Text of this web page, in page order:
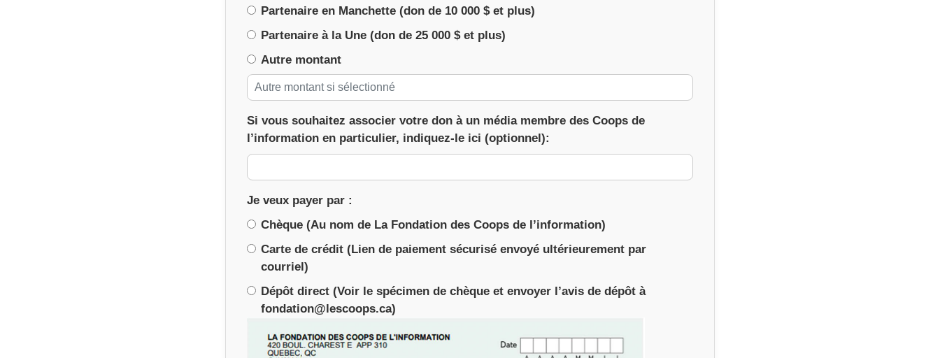
Partenaire en Manchette (don de 10 000 $ et plus)
Partenaire à la Une (don de 25 000 $ et plus)
Autre montant
Si vous souhaitez associer votre don à un média membre des Coops de
l’information en particulier, indiquez-le ici (optionnel):
Je veux payer par :
Chèque (Au nom de La Fondation des Coops de l’information)
Carte de crédit (Lien de paiement sécurisé envoyé ultérieurement par
courriel)
Dépôt direct (Voir le spécimen de chèque et envoyer l’avis de dépôt à
fondation@lescoops.ca)